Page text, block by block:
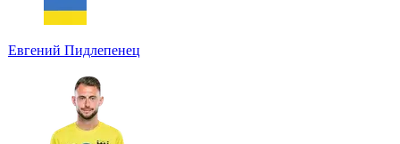
Евгений Пидлепенец